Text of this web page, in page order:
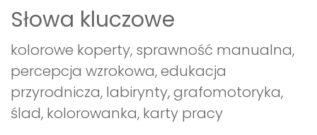
Słowa kluczowe
kolorowe koperty, sprawność manualna,
percepcja wzrokowa, edukacja
przyrodnicza, labirynty, grafomotoryka,
ślad, kolorowanka, karty pracy